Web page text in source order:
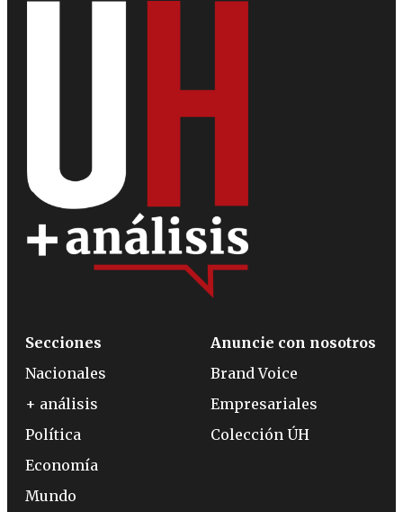
Secciones
Nacionales
+ análisis
Política
Economía
Mundo
Anuncie con nosotros
Brand Voice
Empresariales
Colección ÚH